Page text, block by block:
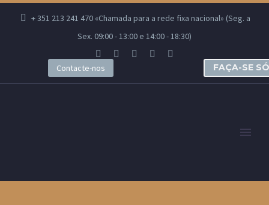
+ 351 213 241 470 «Chamada para a rede fixa nacional» (Seg. a
Sex. 09:00 - 13:00 e 14:00 - 18:30)
Contacte-nos FAÇA-SE